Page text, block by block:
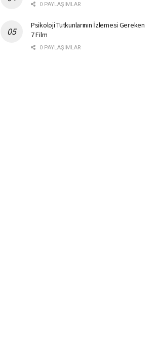
0 PAYLAŞIMLAR
Psikoloji Tutkunlarının İzlemesi Gereken
7 Film
0 PAYLAŞIMLAR